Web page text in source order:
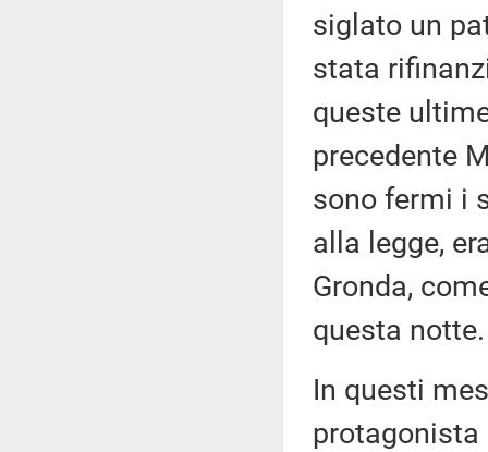
siglato un
stata
queste
precedente
sono fermi i
alla legge,
Gronda,
questa notte.
In questi
protagonista